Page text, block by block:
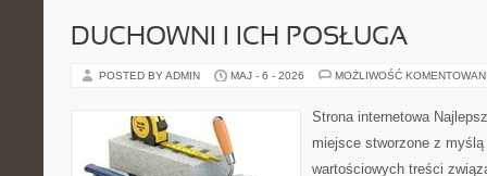
DUCHOWNI I ICH POSŁUGA
POSTED BY ADMIN MAJ - 6 - 2026 MOŻLIWOŚĆ
Strona internetowa
miejsce stworzone z
wartościowych treści